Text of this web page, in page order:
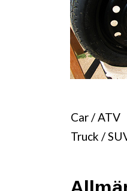
Car / ATV
Truck /